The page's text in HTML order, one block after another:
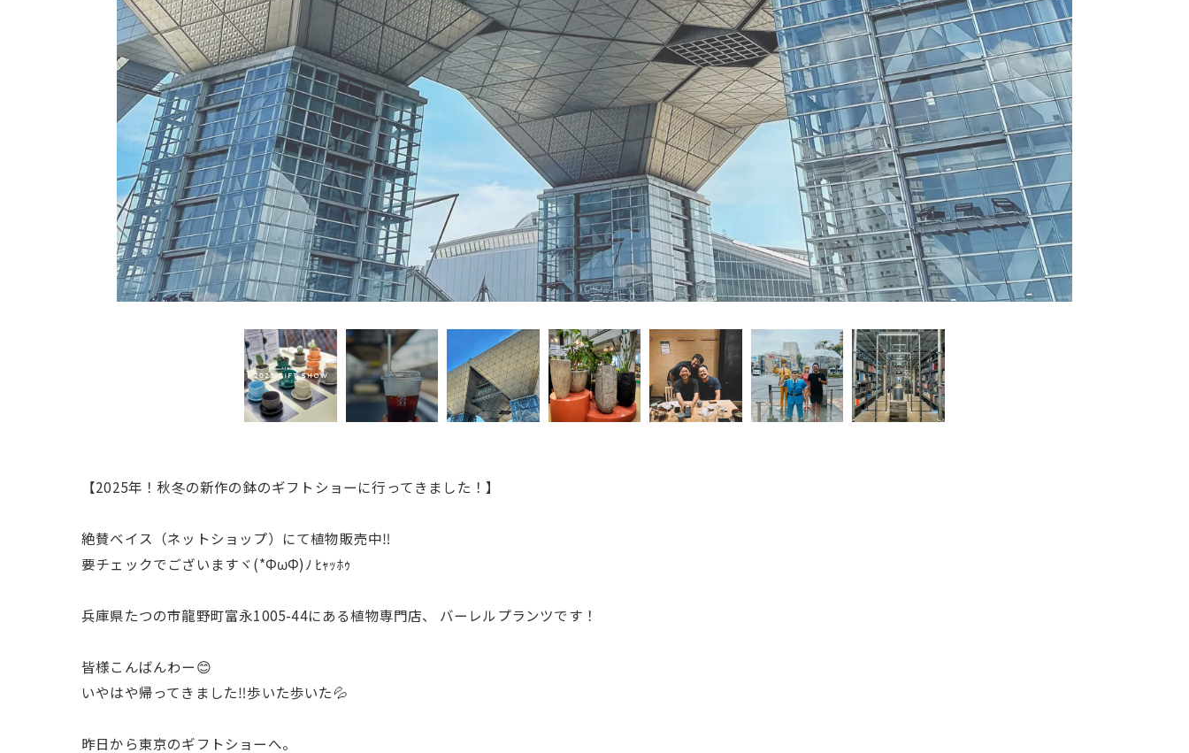
【2025年！秋冬の新作の鉢のギフトショーに行ってきました！】
絶賛ベイス（ネットショップ）にて植物販売中‼️
要チェックでございますヾ(*ΦωΦ)ﾉ ﾋｬｯﾎｩ
兵庫県たつの市龍野町富永1005-44にある植物専門店、 バーレルプランツです！
皆様こんばんわー😊
いやはや帰ってきました‼️歩いた歩いた💦
昨日から東京のギフトショーへ。